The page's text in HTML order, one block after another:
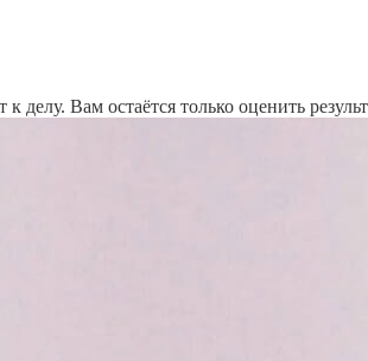
Вам остаётся только оценить